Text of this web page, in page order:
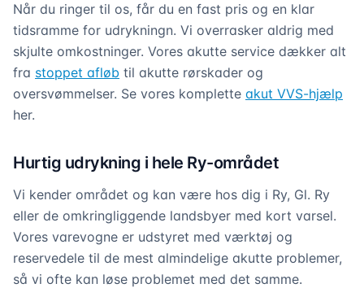
Når du ringer til os, får du en fast pris og en klar
tidsramme for udrykningn. Vi overrasker aldrig med
skjulte omkostninger. Vores akutte service dækker alt
fra stoppet afløb til akutte rørskader og
oversvømmelser. Se vores komplette akut VVS-hjælp
her.
Hurtig udrykning i hele Ry-området
Vi kender området og kan være hos dig i Ry, Gl. Ry
eller de omkringliggende landsbyer med kort varsel.
Vores varevogne er udstyret med værktøj og
reservedele til de mest almindelige akutte problemer,
så vi ofte kan løse problemet med det samme.